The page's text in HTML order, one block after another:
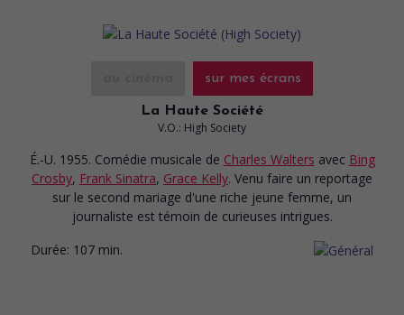
sur mes écrans
La Haute Société
V.O.: High Society
É.-U. 1955. Comédie musicale de Charles Walters avec Bing
Crosby, Frank Sinatra, Grace Kelly. Venu faire un reportage
sur le second mariage d'une riche jeune femme, un
journaliste est témoin de curieuses intrigues.
Durée: 107 min.